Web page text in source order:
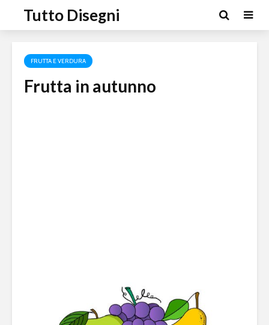
Tutto Disegni
FRUTTA E VERDURA
Frutta in autunno